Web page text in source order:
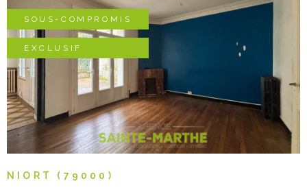
inclus dont 4% à la charge de l'acquéreur Prix net vendeur :
210 000€
NIORT (79000)
SOUS-COMPROMIS
EXCLUSIF
VOIR LE BIEN